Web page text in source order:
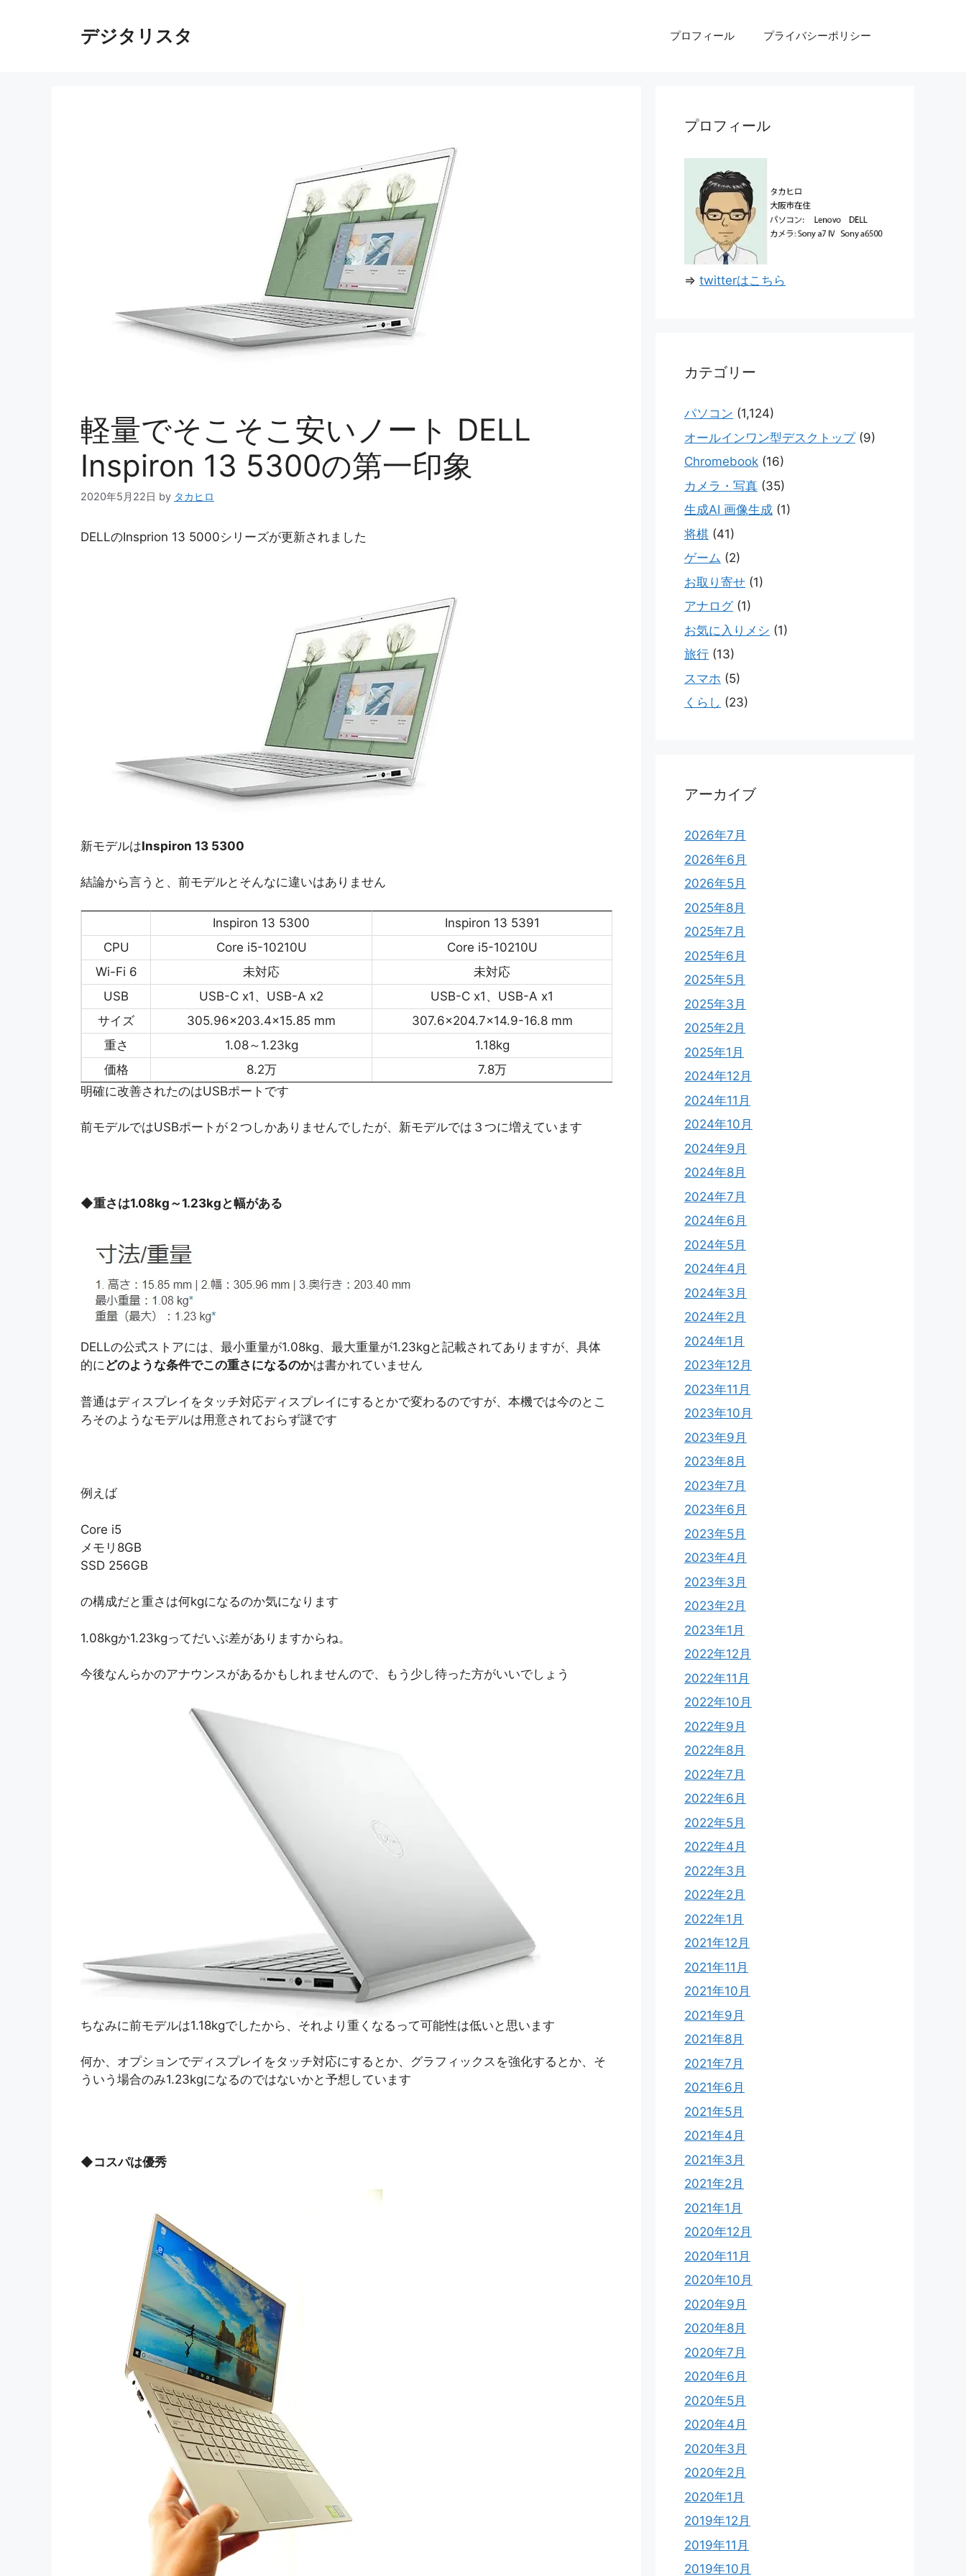
デジタリスタ プロフィール プライバシーポリシー
軽量でそこそこ安いノート DELL
Inspiron 13 5300の第一印象
2020年5月22日 by タカヒロ
DELLのInsprion 13 5000シリーズが更新されました
新モデルはInspiron 13 5300
結論から言うと、前モデルとそんなに違いはありません
Inspiron 13 5300
Inspiron 13 5391
CPU
Core i5-10210U
Core i5-10210U
Wi-Fi 6
未対応
未対応
USB
USB-C x1、USB-A x2
USB-C x1、USB-A x1
サイズ
305.96x203.4x15.85 mm
307.6x204.7x14.9-16.8 mm
重さ
1.08～1.23kg
1.18kg
価格
8.2万
7.8万
明確に改善されたのはUSBポートです
前モデルではUSBポートが２つしかありませんでしたが、新モデルでは３つに増えています
◆重さは1.08kg～1.23kgと幅がある
DELLの公式ストアには、最小重量が1.08kg、最大重量が1.23kgと記載されてありますが、具体
的にどのような条件でこの重さになるのかは書かれていません
普通はディスプレイをタッチ対応ディスプレイにするとかで変わるのですが、本機では今のとこ
ろそのようなモデルは用意されておらず謎です
例えば
Core i5
メモリ8GB
SSD 256GB
の構成だと重さは何kgになるのか気になります
1.08kgか1.23kgってだいぶ差がありますからね。
今後なんらかのアナウンスがあるかもしれませんので、もう少し待った方がいいでしょう
ちなみに前モデルは1.18kgでしたから、それより重くなるって可能性は低いと思います
何か、オプションでディスプレイをタッチ対応にするとか、グラフィックスを強化するとか、そ
ういう場合のみ1.23kgになるのではないかと予想しています
◆コスパは優秀
プロフィール
⇒ twitterはこちら
カテゴリー
パソコン (1,124)
オールインワン型デスクトップ(9)
Chromebook (16)
カメラ・写真 (35)
生成AI 画像生成 (1)
将棋 (41)
ゲーム (2)
お取り寄せ (1)
アナログ(1)
お気に入りメシ (1)
旅行 (13)
スマホ (5)
くらし (23)
アーカイブ
2026年7月
2026年6月
2026年5月
2025年8月
2025年7月
2025年6月
2025年5月
2025年3月
2025年2月
2025年1月
2024年12月
2024年11月
2024年10月
2024年9月
2024年8月
2024年7月
2024年6月
2024年5月
2024年4月
2024年3月
2024年2月
2024年1月
2023年12月
2023年11月
2023年10月
2023年9月
2023年8月
2023年7月
2023年6月
2023年5月
2023年4月
2023年3月
2023年2月
2023年1月
2022年12月
2022年11月
2022年10月
2022年9月
2022年8月
2022年7月
2022年6月
2022年5月
2022年4月
2022年3月
2022年2月
2022年1月
2021年12月
2021年11月
2021年10月
2021年9月
2021年8月
2021年7月
2021年6月
2021年5月
2021年4月
2021年3月
2021年2月
2021年1月
2020年12月
2020年11月
2020年10月
2020年9月
2020年8月
2020年7月
2020年6月
2020年5月
2020年4月
2020年3月
2020年2月
2020年1月
2019年12月
2019年11月
2019年10月